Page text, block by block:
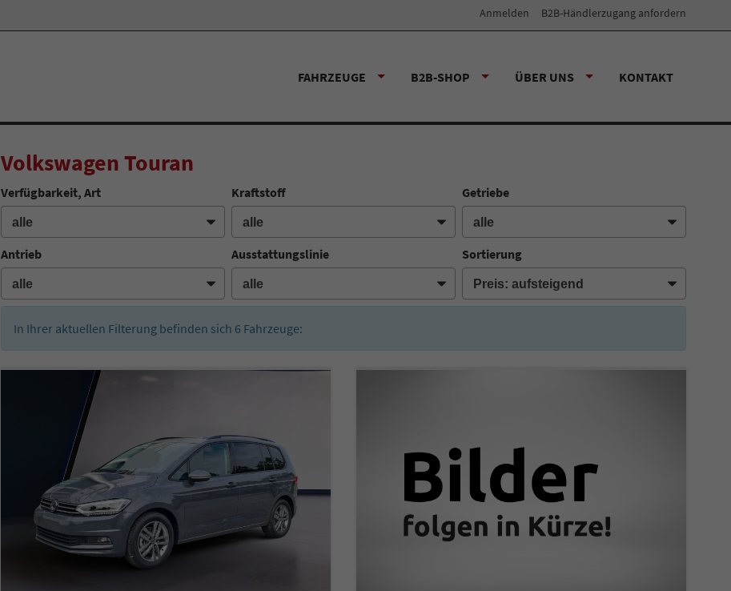
Anmelden B2B-Händlerzugang anfordern
FAHRZEUGE B2B-SHOP ÜBER UNS KONTAKT
Volkswagen Touran
Verfügbarkeit, Art Kraftstoff Getriebe
Antrieb Ausstattungslinie Sortierung
In Ihrer aktuellen Filterung befinden sich 6 Fahrzeuge: